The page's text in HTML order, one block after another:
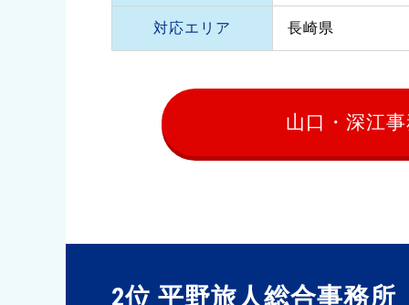
対応エリア 長崎県
山口・深江
2位 平野旅人総合事務所